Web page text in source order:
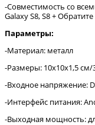
-Совместимость со
Galaxy S8, S8 +
Параметры:
-Материал: металл
-Размеры: 10x10x1,5
-Входное напряжение:
-Интерфейс питания:
-Выходная мощность: